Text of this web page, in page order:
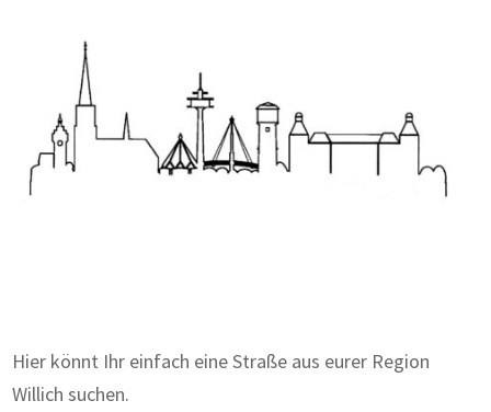
Hier könnt Ihr einfach eine Straße aus eurer Region
Willich suchen.